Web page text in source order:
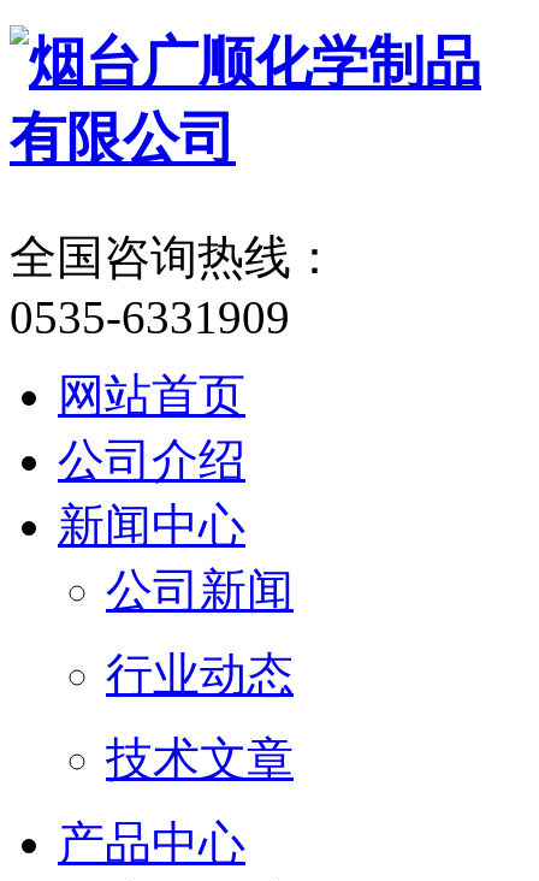
全国咨询热线：
0535-6331909
网站首页
公司介绍
新闻中心
公司新闻
行业动态
技术文章
产品中心